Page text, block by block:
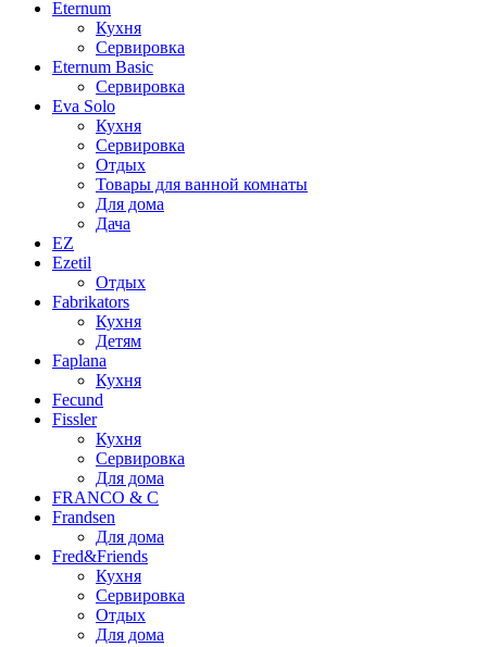
Eternum
Кухня
Сервировка
Eternum Basic
Сервировка
Eva Solo
Кухня
Сервировка
Отдых
Товары для ванной комнаты
Для дома
Дача
EZ
Ezetil
Отдых
Fabrikators
Кухня
Детям
Faplana
Кухня
Fecund
Fissler
Кухня
Сервировка
Для дома
FRANCO & C
Frandsen
Для дома
Fred&Friends
Кухня
Сервировка
Отдых
Для дома